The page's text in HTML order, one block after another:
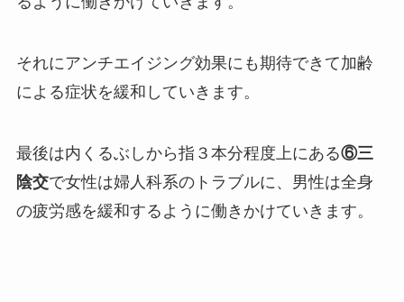
それにアンチエイジング効果にも期待できて加齢
による症状を緩和していきます。
最後は内くるぶしから指３本分程度上にある⑥三
陰交で女性は婦人科系のトラブルに、男性は全身
の疲労感を緩和するように働きかけていきます。